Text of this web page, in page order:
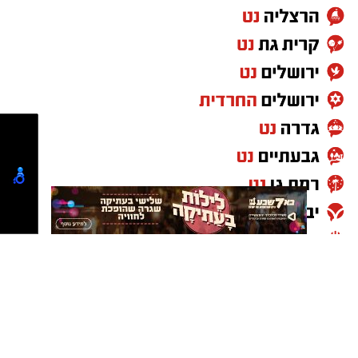
חציית קו אדום. נפעל במהירות ובנחישות נגד כל מי
שינסה להטיל מורא, לשבש שירותים חיוניים ולפגוע
בביטחון הציבור, ונמשיך לפעול למיצוי הדין עם
המעורבים."
משרדים למכירה>>>
להורדת אפליקציה של באר שבע נט לחצו כאן
אנו מכבדים זכויות יוצרים ועושים מאמץ לאתר את